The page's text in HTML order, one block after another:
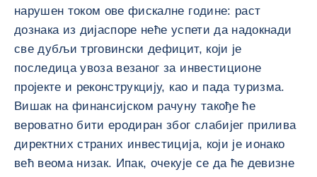
нарушен током ове фискалне године: раст
дознака из дијаспоре неће успети да надокнади
све дубљи трговински дефицит, који је
последица увоза везаног за инвестиционе
пројекте и реконструкцију, као и пада туризма.
Вишак на финансијском рачуну такође ће
вероватно бити еродиран због слабијег прилива
директних страних инвестиција, који је ионако
већ веома низак. Ипак, очекује се да ће девизне